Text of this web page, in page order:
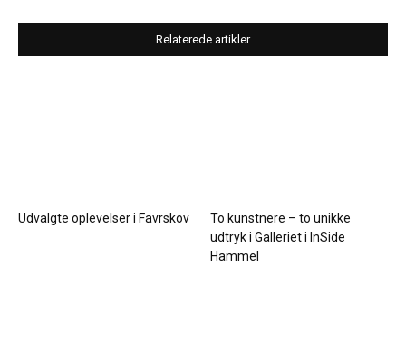
Relaterede artikler
Udvalgte oplevelser i Favrskov
To kunstnere – to unikke
udtryk i Galleriet i InSide
Hammel